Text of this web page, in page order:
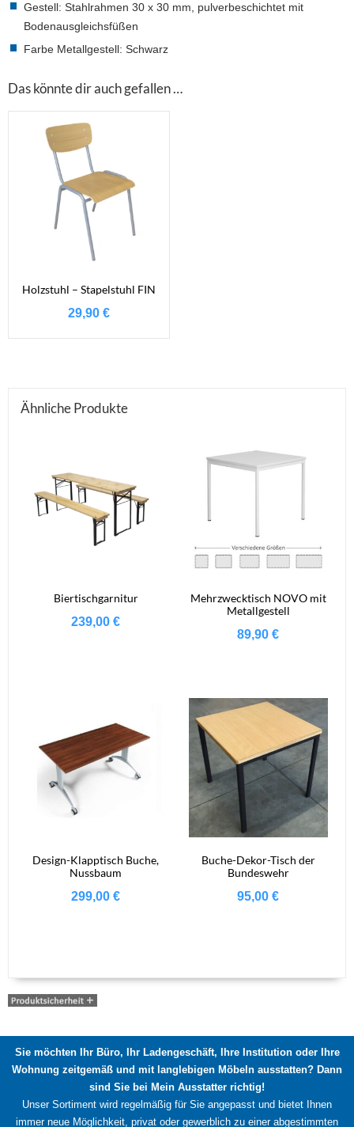
Gestell: Stahlrahmen 30 x 30 mm, pulverbeschichtet mit
Bodenausgleichsfüßen
Farbe Metallgestell: Schwarz
Das könnte dir auch gefallen …
Holzstuhl – Stapelstuhl FIN
29,90€
Ähnliche Produkte
Biertischgarnitur
239,00€
Mehrzwecktisch NOVO mit
Metallgestell
89,90€
Design-Klapptisch Buche,
Nussbaum
299,00€
Buche-Dekor-Tisch der
Bundeswehr
95,00€
Sie möchten Ihr Büro, Ihr Ladengeschäft, Ihre Institution oder Ihre
Wohnung zeitgemäß und mit langlebigen Möbeln ausstatten? Dann
sind Sie bei Mein Ausstatter richtig!
Unser Sortiment wird regelmäßig für Sie angepasst und bietet Ihnen
immer neue Möglichkeit, privat oder gewerblich zu einer abgestimmten